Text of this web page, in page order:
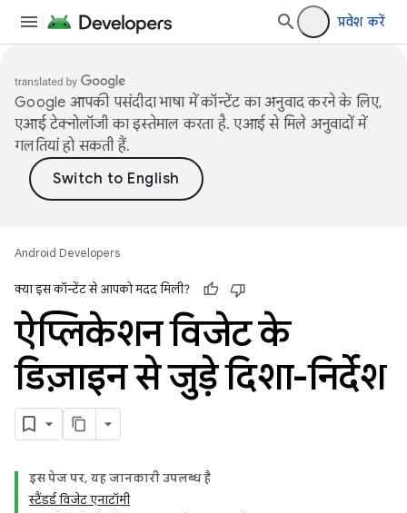
प्रवेश करें
Google आपकी पसंदीदा भाषा में कॉन्टेंट का अनुवाद करने के लिए,
एआई टेक्नोलॉजी का इस्तेमाल करता है. एआई से मिले अनुवादों में
गलतियां हो सकती हैं.
Android Developers
क्या इस कॉन्टेंट से आपको मदद मिली?
ऐप्लिकेशन विजेट के
डिज़ाइन से जुड़े दिशा-निर्देश
इस पेज पर, यह जानकारी उपलब्ध है
स्टैंडर्ड विजेट एनाटॉमी